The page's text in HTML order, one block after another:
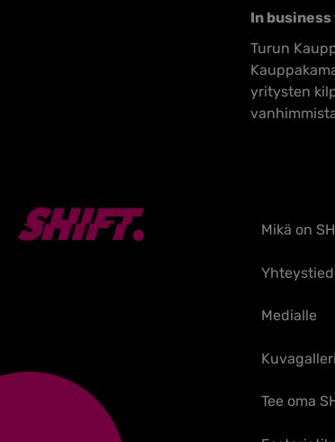
In
Turun
yritysten
Mikä on
Medialle
Tee oma